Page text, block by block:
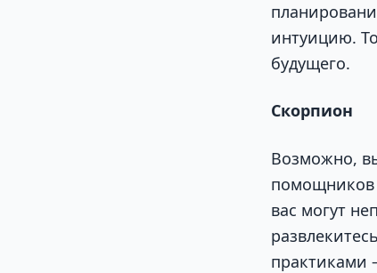
интуицию.
будущего.
Скорпион
Возможно,
помощников
вас могут
практиками